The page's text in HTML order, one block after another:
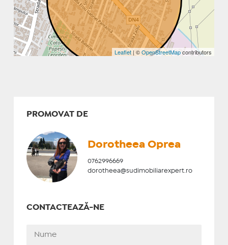
Leaflet | ©OpenStreetMapcontributors
PROMOVAT DE
Dorotheea Oprea
0762996669
dorotheea@sudimobiliarexpert.ro
CONTACTEAZĂ-NE